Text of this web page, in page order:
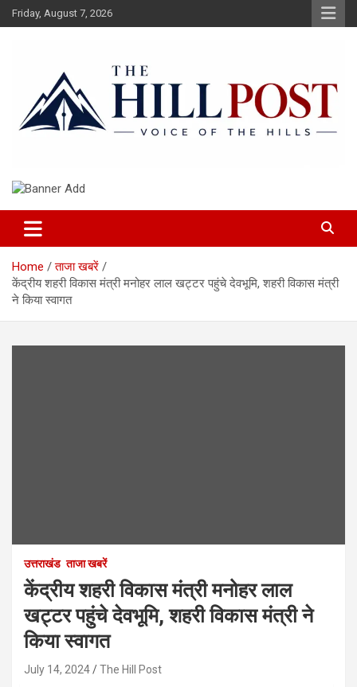
Skip
to
Friday, August 7, 2026
The Hillpost
Home
ताजा खबरें
केंद्रीय शहरी विकास मंत्री मनोहर लाल खट्टर पहुंचे देवभूमि, शहरी विकास मंत्री
ने किया स्वागत
उत्तराखंड ताजा खबरें
केंद्रीय शहरी विकास मंत्री मनोहर लाल
खट्टर पहुंचे देवभूमि, शहरी विकास मंत्री ने
किया स्वागत
July 14, 2024 The Hill Post